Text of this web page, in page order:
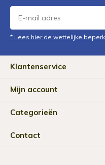
* Lees hier de wettelijke
Klantenservice
Mijn account
Categorieën
Contact